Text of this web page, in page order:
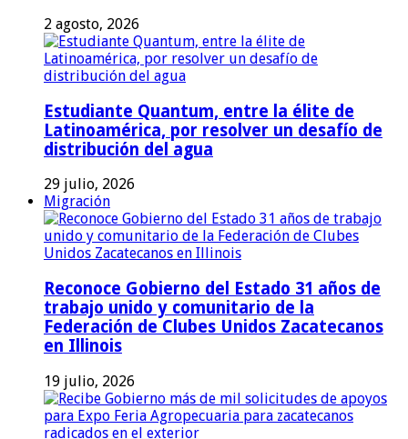
2 agosto, 2026
Estudiante Quantum, entre la élite de
Latinoamérica, por resolver un desafío de
distribución del agua
29 julio, 2026
Migración
Reconoce Gobierno del Estado 31 años de
trabajo unido y comunitario de la
Federación de Clubes Unidos Zacatecanos
en Illinois
19 julio, 2026